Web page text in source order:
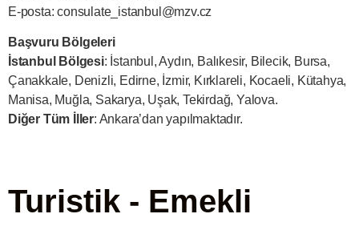
E-posta:consulate_istanbul@mzv.cz
Başvuru Bölgeleri
İstanbul Bölgesi: İstanbul, Aydın, Balıkesir, Bilecik, Bursa,
Çanakkale, Denizli, Edirne, İzmir, Kırklareli, Kocaeli, Kütahya,
Manisa, Muğla, Sakarya, Uşak, Tekirdağ, Yalova.
Diğer Tüm İller: Ankara’dan yapılmaktadır.
Turistik - Emekli